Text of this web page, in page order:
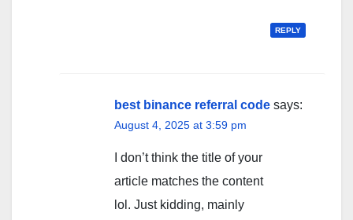
REPLY
best binance referral code says:
August 4, 2025 at 3:59 pm
I don’t think the title of your
article matches the content
lol. Just kidding, mainly